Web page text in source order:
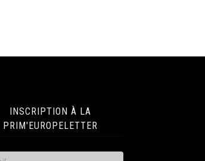
INSCRIPTION À LA
PRIM'EUROPELETTER